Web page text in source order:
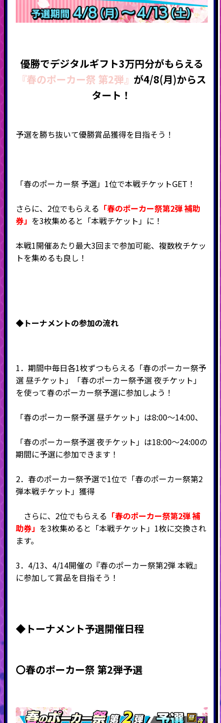
優勝でデジタルギフト3万円分がもらえる
『春のポーカー祭 第2弾』 が4/8(月)からス
タート！
予選を勝ち抜いて優勝賞品獲得を目指そう！
「春のポーカー祭 予選」1位で本戦チケットGET！
さらに、2位でもらえる 「春のポーカー祭第2弾 補助
券」 を3枚集めると「本戦チケット」に！
本戦1開催あたり最大3回まで参加可能、複数枚チケッ
トを集めるも良し！
◆トーナメントの参加の流れ
1．期間中毎日各1枚ずつもらえる「春のポーカー祭予
選 昼チケット」「春のポーカー祭予選 夜チケット」
を使って春のポーカー祭予選に参加しよう！
「春のポーカー祭予選 昼チケット」は8:00～14:00、
「春のポーカー祭予選 夜チケット」は18:00～24:00の
期間に予選に参加できます！
2．春のポーカー祭予選で1位で「春のポーカー祭第2
弾本戦チケット」獲得
さらに、2位でもらえる 「春のポーカー祭第2弾 補
助券」 を3枚集めると「本戦チケット」1枚に交換され
ます。
3．4/13、4/14開催の『春のポーカー祭第2弾 本戦』
に参加して賞品を目指そう！
◆トーナメント予選開催日程
〇春のポーカー祭 第2弾予選